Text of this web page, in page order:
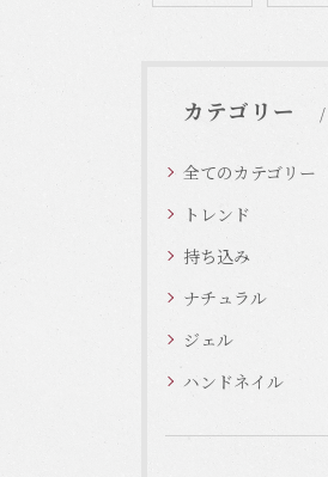
カテゴリー
全てのカテゴリー
トレンド
持ち込み
ナチュラル
ジェル
ハンドネイル